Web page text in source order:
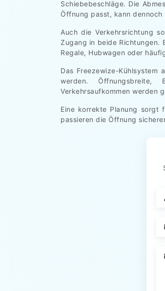
Schiebebeschläge. Die
Öffnung passt, kann
Auch die Verkehrsrichtung
Zugang in beide Richtungen.
Regale, Hubwagen oder
Das Freezewize-
werden. Öffnungsbreite,
Verkehrsaufkommen werden
Eine korrekte Planung sorgt
passieren die Öffnung